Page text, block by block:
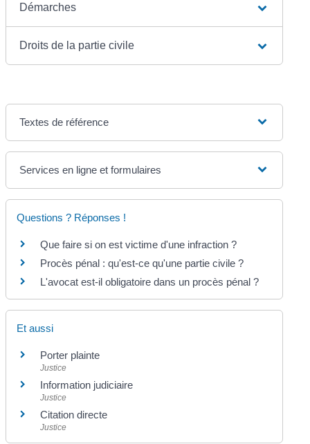
Démarches
Droits de la partie civile
Textes de référence
Services en ligne et formulaires
Questions ? Réponses !
Que faire si on est victime d'une infraction ?
Procès pénal : qu'est-ce qu'une partie civile ?
L'avocat est-il obligatoire dans un procès pénal ?
Et aussi
Porter plainte
Justice
Information judiciaire
Justice
Citation directe
Justice